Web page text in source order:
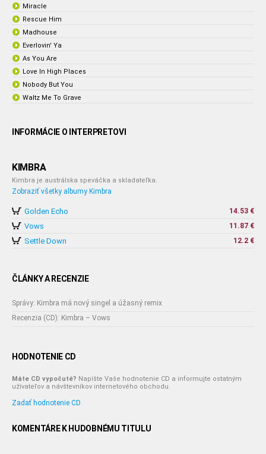
Miracle
Rescue Him
Madhouse
Everlovin' Ya
As You Are
Love In High Places
Nobody But You
Waltz Me To Grave
INFORMÁCIE O INTERPRETOVI
KIMBRA
Kimbra je austrálska speváčka a skladateľka.
Zobraziť všetky albumy Kimbra
Golden Echo 14.53 €
Vows 11.87 €
Settle Down 12.2 €
ČLÁNKY A RECENZIE
Správy: Kimbra má nový singel a úžasný remix
Recenzia (CD): Kimbra – Vows
HODNOTENIE CD
Máte CD vypočuté? Napíšte Vaše hodnotenie CD a informujte ostatným
užívateľov a návštevníkov internetového obchodu.
Zadať hodnotenie CD
KOMENTÁRE K HUDOBNÉMU TITULU